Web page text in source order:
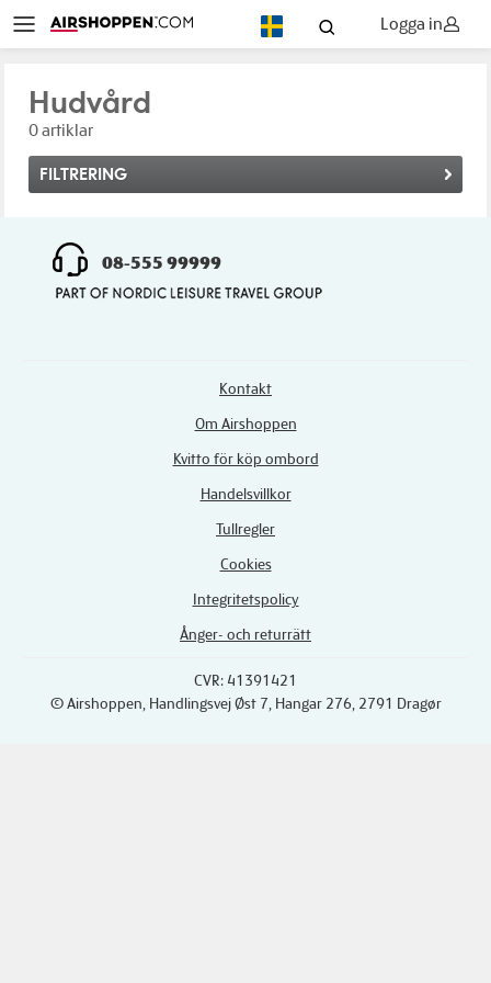
Logga in
Hudvård
0 artiklar
FILTRERING
08-555 99999
Kontakt
Om Airshoppen
Kvitto för köp ombord
Handelsvillkor
Tullregler
Cookies
Integritetspolicy
Ånger- och returrätt
CVR: 41391421
© Airshoppen , Handlingsvej Øst 7, Hangar 276, 2791 Dragør